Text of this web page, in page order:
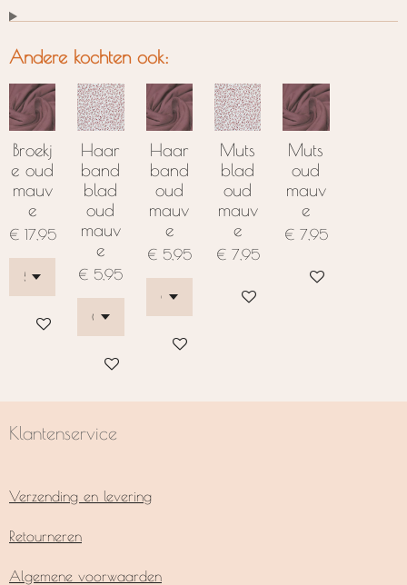
Andere kochten ook:
Broekj
e oud
mauv
e
€ 17,95
In winkelwagen
Haar
band
blad
oud
mauv
e
€ 5,95
In winkelwagen
Haar
band
oud
mauv
e
€ 5,95
In winkelwagen
Muts
blad
oud
mauv
e
€ 7,95
In winkelwagen
Muts
oud
mauv
e
€ 7,95
Bekijk details
Klantenservice
Verzending en levering
Retourneren
Algemene voorwaarden